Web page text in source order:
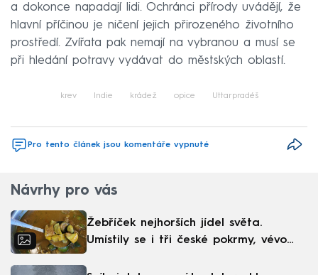
a dokonce napadají lidi. Ochránci přírody uvádějí, že
hlavní příčinou je ničení jejich přirozeného životního
prostředí. Zvířata pak nemají na vybranou a musí se
při hledání potravy vydávat do městských oblastí.
krev Indie krádež opice Uttarpradéš
Pro tento článek jsou komentáře vypnuté
Návrhy pro vás
Žebříček nejhorších jídel světa.
Umístily se i tři české pokrmy, vévodí